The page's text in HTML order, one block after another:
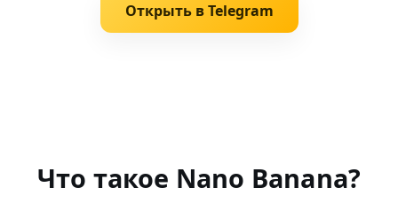
Открыть в Telegram
AI Photo Enhancement (Telegram-группа) — AI-
Что такое Nano Banana?